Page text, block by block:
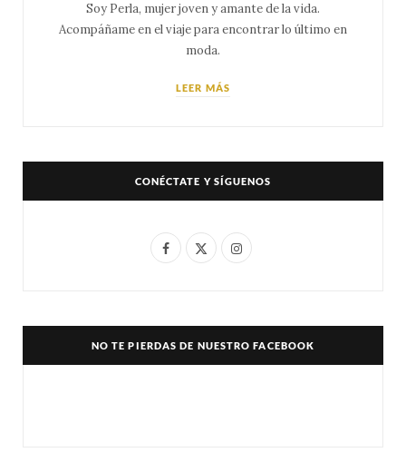
Soy Perla, mujer joven y amante de la vida.
Acompáñame en el viaje para encontrar lo último en
moda.
LEER MÁS
CONÉCTATE Y SÍGUENOS
F
e
X
w
I
t
NO TE PIERDAS DE NUESTRO FACEBOOK